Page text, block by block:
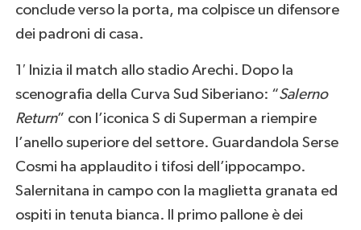
conclude verso la porta, ma colpisce un difensore
dei padroni di casa.
1′ Inizia il match allo stadio Arechi. Dopo la
scenografia della Curva Sud Siberiano: “Salerno
Return” con l’iconica S di Superman a riempire
l’anello superiore del settore. Guardandola Serse
Cosmi ha applaudito i tifosi dell’ippocampo.
Salernitana in campo con la maglietta granata ed
ospiti in tenuta bianca. Il primo pallone è dei